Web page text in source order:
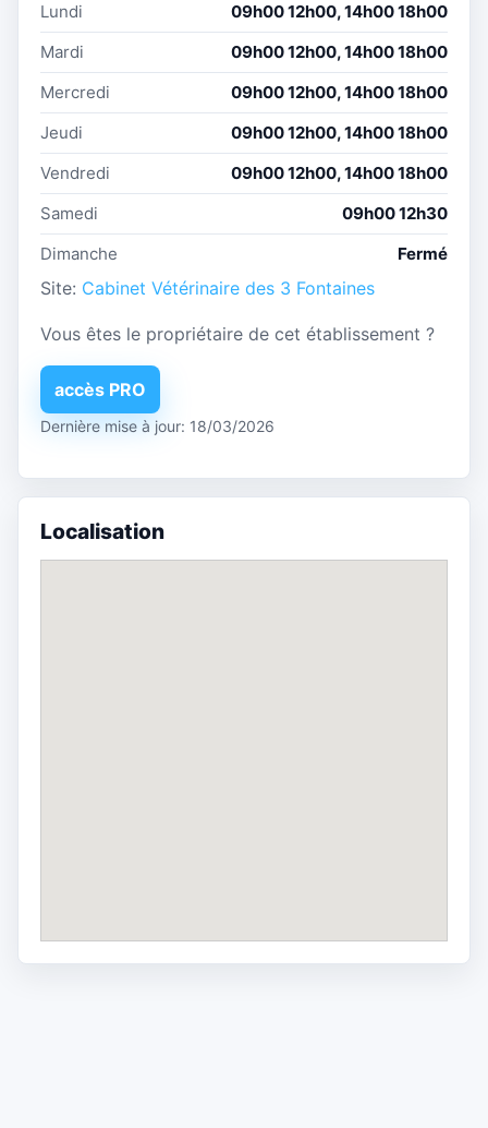
Lundi
09h00 12h00, 14h00 18h00
Mardi
09h00 12h00, 14h00 18h00
Mercredi
09h00 12h00, 14h00 18h00
Jeudi
09h00 12h00, 14h00 18h00
Vendredi
09h00 12h00, 14h00 18h00
Samedi
09h00 12h30
Dimanche
Fermé
Site: Cabinet Vétérinaire des 3 Fontaines
Vous êtes le propriétaire de cet établissement ?
accès PRO
Dernière mise à jour: 18/03/2026
Localisation